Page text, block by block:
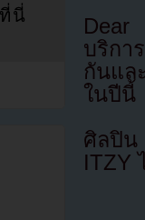
Dear
บริกา
กันแล
ในปีนี้
ศิลปิน
ITZY
นี่